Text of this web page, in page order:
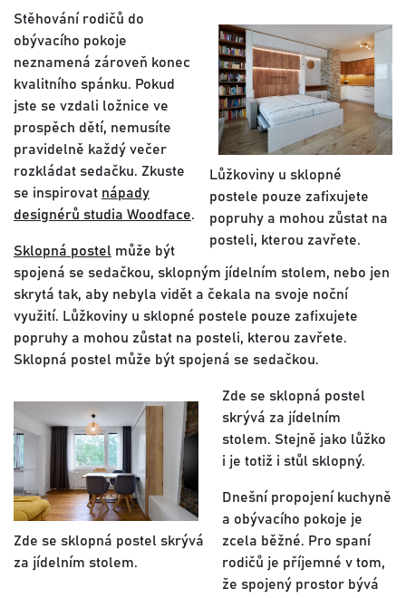
lůžkoviny u sklopné
postele pouze zafixujete
popruhy a mohou zůstat na
posteli, kterou zavřete.
Stěhování rodičů do
obývacího pokoje
neznamená zároveň konec
kvalitního spánku. Pokud
jste se vzdali ložnice ve
prospěch dětí, nemusíte
pravidelně každý večer
rozkládat sedačku. Zkuste
se inspirovat nápady
designérů studia Woodface.
Sklopná postel může být
spojená se sedačkou, sklopným jídelním stolem, nebo jen
skrytá tak, aby nebyla vidět a čekala na svoje noční
využití. Lůžkoviny u sklopné postele pouze zafixujete
popruhy a mohou zůstat na posteli, kterou zavřete.
Sklopná postel může být spojená se sedačkou.
zde se sklopná postel skrývá
za jídelním stolem.
Zde se sklopná postel
skrývá za jídelním
stolem. Stejně jako lůžko
i je totiž i stůl sklopný.
Dnešní propojení kuchyně
a obývacího pokoje je
zcela běžné. Pro spaní
rodičů je příjemné v tom,
že spojený prostor bývá